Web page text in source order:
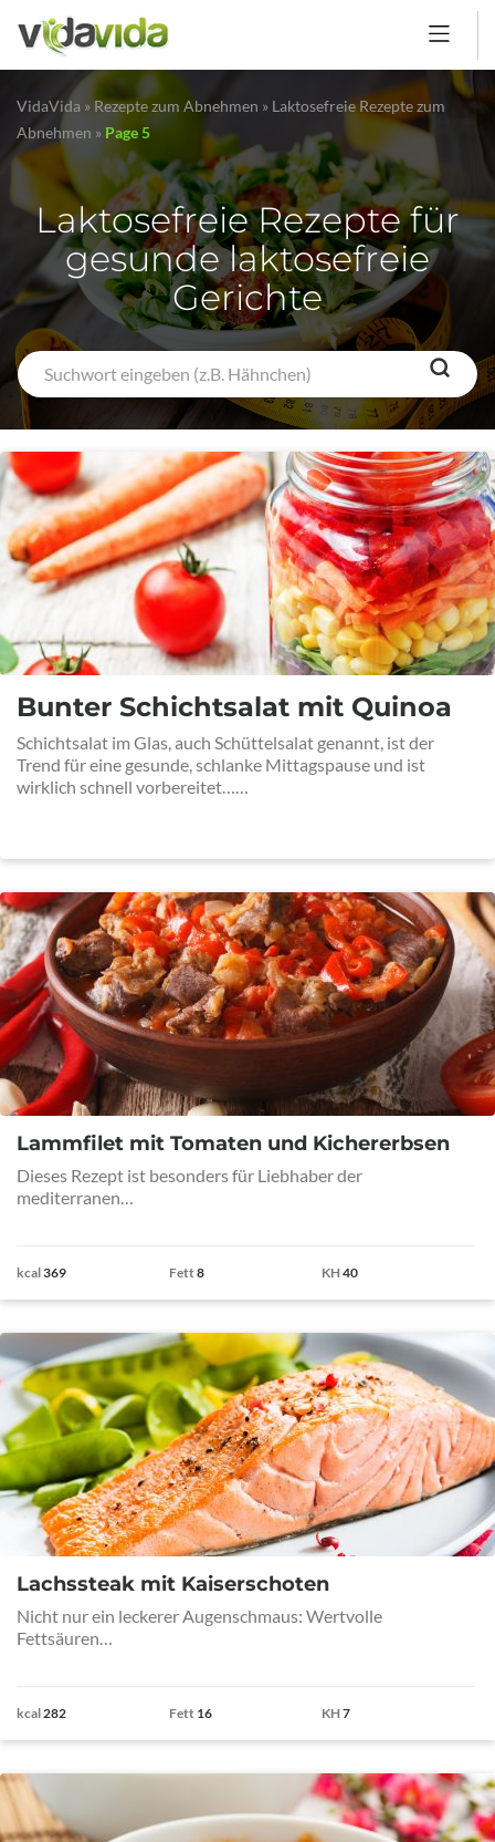
VidaVida »Rezepte zum Abnehmen » Laktosefreie Rezepte zum
Abnehmen » Page 5
Laktosefreie Rezepte für
gesunde laktosefreie
Gerichte
Bunter Schichtsalat mit Quinoa
Schichtsalat im Glas, auch Schüttelsalat genannt, ist der
Trend für eine gesunde, schlanke Mittagspause und ist
wirklich schnell vorbereitet……
Lammfilet mit Tomaten und Kichererbsen
Dieses Rezept ist besonders für Liebhaber der
mediterranen…
kcal369 Fett8 KH40
Lachssteak mit Kaiserschoten
Nicht nur ein leckerer Augenschmaus: Wertvolle
Fettsäuren…
kcal282 Fett 16 KH7